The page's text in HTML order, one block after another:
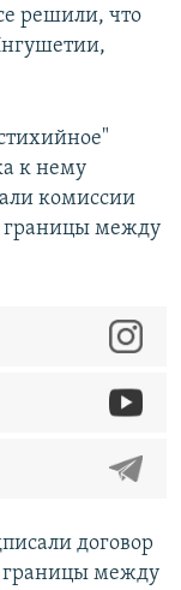
решили, что
к нему
комиссии
границы между
договор
границы между